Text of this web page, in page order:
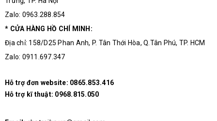
Zalo: 0963.288.854
* CỬA HÀNG HỒ CHÍ MINH:
Địa chỉ: 158/D25 Phan Anh, P. Tân Thới Hòa, Q.Tân Phú, TP. HCM
Zalo: 0911.697.347
Hỗ trợ đơn website: 0865.853.416
Hỗ trợ kĩ thuật: 0968.815.050